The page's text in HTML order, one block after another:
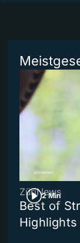
2 Min
ZüriNews
Best of
Highlights